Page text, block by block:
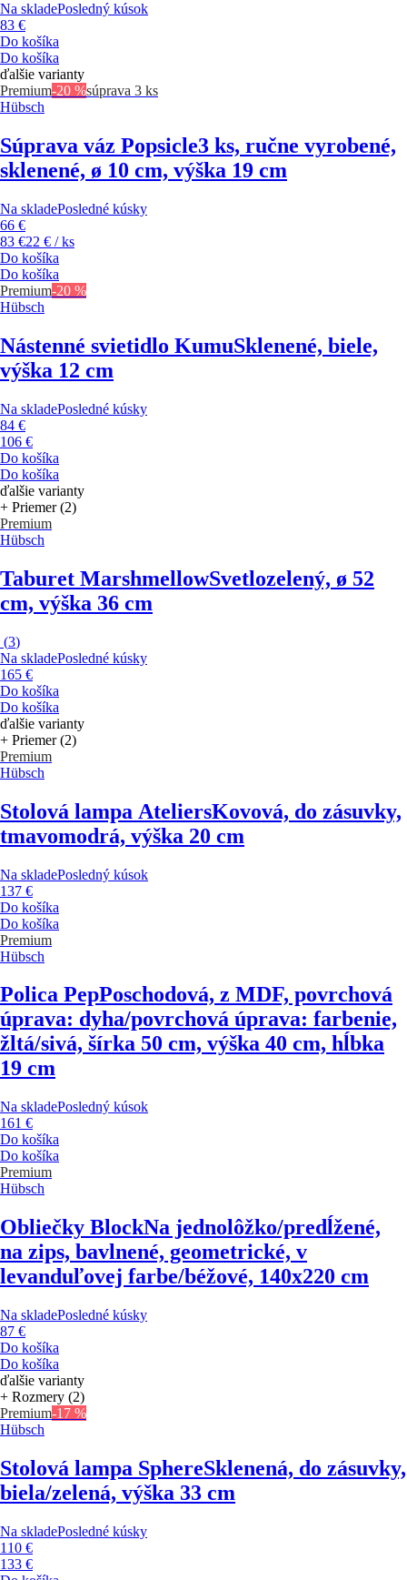
Na skladePosledný kúsok
83 €
Do košíka
Do košíka
ďalšie varianty
Premium-20 %súprava 3 ks
Hübsch
Súprava váz Popsicle3 ks, ručne vyrobené,
sklenené, ø 10 cm, výška 19 cm
Na skladePosledné kúsky
66 €
83 €22 € / ks
Do košíka
Do košíka
Premium-20 %
Hübsch
Nástenné svietidlo KumuSklenené, biele,
výška 12 cm
Na skladePosledné kúsky
84 €
106 €
Do košíka
Do košíka
ďalšie varianty
+ Priemer (2)
Premium
Hübsch
Taburet MarshmellowSvetlozelený, ø 52
cm, výška 36 cm
(3)
Na skladePosledné kúsky
165 €
Do košíka
Do košíka
ďalšie varianty
+ Priemer (2)
Premium
Hübsch
Stolová lampa AteliersKovová, do zásuvky,
tmavomodrá, výška 20 cm
Na skladePosledný kúsok
137 €
Do košíka
Do košíka
Premium
Hübsch
Polica PepPoschodová, z MDF, povrchová
úprava: dyha/povrchová úprava: farbenie,
žltá/sivá, šírka 50 cm, výška 40 cm, hĺbka
19 cm
Na skladePosledný kúsok
161 €
Do košíka
Do košíka
Premium
Hübsch
Obliečky BlockNa jednolôžko/predĺžené,
na zips, bavlnené, geometrické, v
levanduľovej farbe/béžové, 140x220 cm
Na skladePosledné kúsky
87 €
Do košíka
Do košíka
ďalšie varianty
+ Rozmery (2)
Premium-17 %
Hübsch
Stolová lampa SphereSklenená, do zásuvky,
biela/zelená, výška 33 cm
Na skladePosledné kúsky
110 €
133 €